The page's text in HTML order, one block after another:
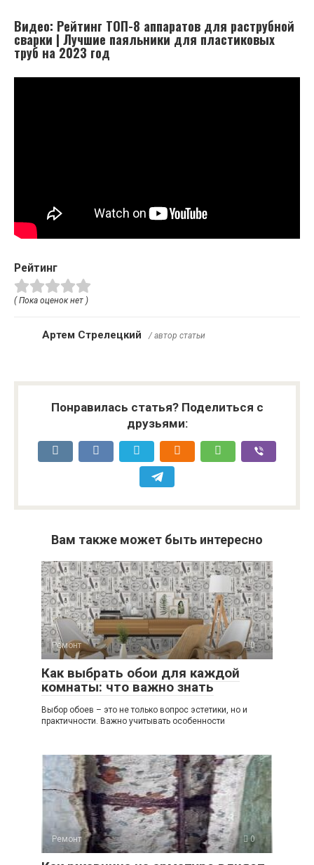
Видео: Рейтинг ТОП-8 аппаратов для раструбной
сварки | Лучшие паяльники для пластиковых
труб на 2023 год
Рейтинг
( Пока оценок нет )
Артем Стрелецкий / автор статьи
Понравилась статья? Поделиться с
друзьями:
Вам также может быть интересно
Ремонт 0
Как выбрать обои для каждой
комнаты: что важно знать
Выбор обоев – это не только вопрос эстетики, но и
практичности. Важно учитывать особенности
Ремонт 0